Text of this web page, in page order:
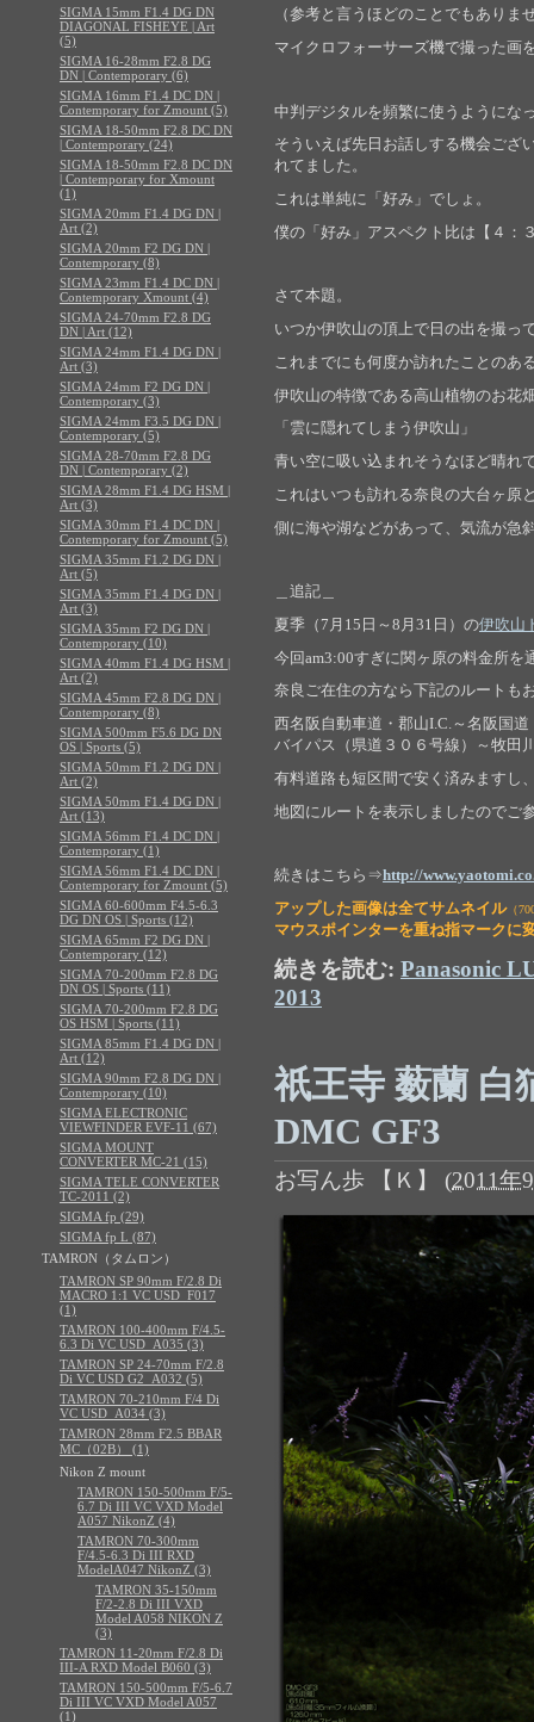
（参考と言うほどのことでもありま
マイクロフォーサーズ機で撮った画
中判デジタルを頻繁に使うようにな
そういえば先日お話しする機会ござ
れてました。
これは単純に「好み」でしょ。
僕の「好み」アスペクト比は【４：
さて本題。
いつか伊吹山の頂上で日の出を撮っ
これまでにも何度か訪れたことのあ
伊吹山の特徴である高山植物のお花
「雲に隠れてしまう伊吹山」
青い空に吸い込まれそうなほど晴れ
これはいつも訪れる奈良の大台ヶ原
側に海や湖などがあって、気流が急
＿追記＿
夏季（7月15日～8月31日）の伊吹山
今回am3:00すぎに関ヶ原の料金所
奈良ご在住の方なら下記のルートも
西名阪自動車道・郡山I.C.～名阪国
バイパス（県道３０６号線）～牧田
有料道路も短区間で安く済みますし
地図にルートを表示しましたので
続きはこちら⇒http://
アップした画像は全てサムネイル（
マウスポインターを重ね指マークに
続きを読む: Panasonic
2013
祇王寺 薮蘭 白
DMC GF3
お写ん歩 【Ｋ】 (2011年
SIGMA 15mm F1.4 DG DN
DIAGONAL FISHEYE | Art
(5)
SIGMA 16-28mm F2.8 DG
DN | Contemporary (6)
SIGMA 16mm F1.4 DC DN |
Contemporary for Zmount (5)
SIGMA 18-50mm F2.8 DC DN
| Contemporary (24)
SIGMA 18-50mm F2.8 DC DN
| Contemporary for Xmount
(1)
SIGMA 20mm F1.4 DG DN |
Art (2)
SIGMA 20mm F2 DG DN |
Contemporary (8)
SIGMA 23mm F1.4 DC DN |
Contemporary Xmount (4)
SIGMA 24-70mm F2.8 DG
DN | Art (12)
SIGMA 24mm F1.4 DG DN |
Art (3)
SIGMA 24mm F2 DG DN |
Contemporary (3)
SIGMA 24mm F3.5 DG DN |
Contemporary (5)
SIGMA 28-70mm F2.8 DG
DN | Contemporary (2)
SIGMA 28mm F1.4 DG HSM |
Art (3)
SIGMA 30mm F1.4 DC DN |
Contemporary for Zmount (5)
SIGMA 35mm F1.2 DG DN |
Art (5)
SIGMA 35mm F1.4 DG DN |
Art (3)
SIGMA 35mm F2 DG DN |
Contemporary (10)
SIGMA 40mm F1.4 DG HSM |
Art (2)
SIGMA 45mm F2.8 DG DN |
Contemporary (8)
SIGMA 500mm F5.6 DG DN
OS | Sports (5)
SIGMA 50mm F1.2 DG DN |
Art (2)
SIGMA 50mm F1.4 DG DN |
Art (13)
SIGMA 56mm F1.4 DC DN |
Contemporary (1)
SIGMA 56mm F1.4 DC DN |
Contemporary for Zmount (5)
SIGMA 60-600mm F4.5-6.3
DG DN OS | Sports (12)
SIGMA 65mm F2 DG DN |
Contemporary (12)
SIGMA 70-200mm F2.8 DG
DN OS | Sports (11)
SIGMA 70-200mm F2.8 DG
OS HSM | Sports (11)
SIGMA 85mm F1.4 DG DN |
Art (12)
SIGMA 90mm F2.8 DG DN |
Contemporary (10)
SIGMA ELECTRONIC
VIEWFINDER EVF-11 (67)
SIGMA MOUNT
CONVERTER MC-21 (15)
SIGMA TELE CONVERTER
TC-2011 (2)
SIGMA fp (29)
SIGMA fp L (87)
TAMRON（タムロン）
TAMRON SP 90mm F/2.8 Di
MACRO 1:1 VC USD_F017
(1)
TAMRON 100-400mm F/4.5-
6.3 Di VC USD_A035 (3)
TAMRON SP 24-70mm F/2.8
Di VC USD G2_A032 (5)
TAMRON 70-210mm F/4 Di
VC USD_A034 (3)
TAMRON 28mm F2.5 BBAR
MC（02B） (1)
Nikon Z mount
TAMRON 150-500mm F/5-
6.7 Di III VC VXD Model
A057 NikonZ (4)
TAMRON 70-300mm
F/4.5-6.3 Di III RXD
ModelA047 NikonZ (3)
TAMRON 35-150mm
F/2-2.8 Di III VXD
Model A058 NIKON Z
(3)
TAMRON 11-20mm F/2.8 Di
III-A RXD Model B060 (3)
TAMRON 150-500mm F/5-6.7
Di III VC VXD Model A057
(1)